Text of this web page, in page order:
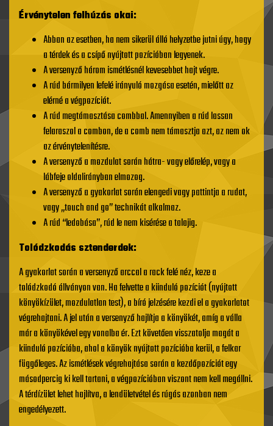
Érvénytelen felhúzás okai:
Abban az esetben, ha nem sikerül álló helyzetbe jutni úgy, hogy
a térdek és a csípő nyújtott pozícióban legyenek.
A versenyző három ismétlésnél kevesebbet hajt végre.
A rúd bármilyen lefelé irányuló mozgása esetén, mielőtt az
elérné a végpozíciót.
A rúd megtámasztása combbal. Amennyiben a rúd lassan
felaraszol a combon, de a comb nem támasztja azt, az nem ok
az érvénytelenítésre.
A versenyző a mozdulat során hátra- vagy előrelép, vagy a
lábfeje oldalirányban elmozog.
A versenyző a gyakorlat során elengedi vagy pattintja a rudat,
vagy „touch and go” technikát alkalmaz.
A rúd “ledobása”, rúd le nem kisérése a talajig.
Tolódzkodás sztenderdek:
A gyakorlat során a versenyző arccal a rack felé néz, keze a
tolódzkodó állványon van. Ha felvette a kiinduló pozíciót (nyújtott
könyökízület, mozdulatlan test), a bíró jelzésére kezdi el a gyakorlatot
végrehajtani. A jel után a versenyző hajlítja a könyökét, amíg a válla
már a könyökével egy vonalba ér. Ezt követően visszatolja magát a
kiinduló pozícióba, ahol a könyök nyújtott pozícióba kerül, a felkar
függőleges. Az ismétlések végrehajtása során a kezdőpozíciót egy
másodpercig ki kell tartani, a végpozícióban viszont nem kell megállni.
A térdízület lehet hajlítva, a lendületvétel és rúgás azonban nem
engedélyezett.